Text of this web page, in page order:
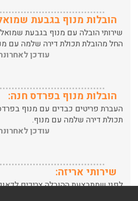
החל מהובלת תכולת דירה שלמה עם
עודכן לאחרונה: 24/02/2026,
תכולת דירה שלמה עם מנוף.
עודכן לאחרונה: 24/02/2026,
שצריך! פורטל המובילים בישראל
ברמה הגבוהה ביותר, לקבלת הצעת